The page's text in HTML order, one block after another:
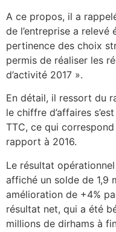
A ce propos, il a
de l’entreprise a
pertinence des choix
permis de réaliser les
d’activité 2017 ».
En détail, il ressort du
le chiffre d’affaires
TTC, ce qui
rapport à 2016.
Le résultat
affiché un solde de 1,9
amélioration de +4%
résultat net, qui a été
millions de dirhams à